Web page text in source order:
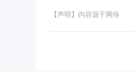
【声明】内容源于网络